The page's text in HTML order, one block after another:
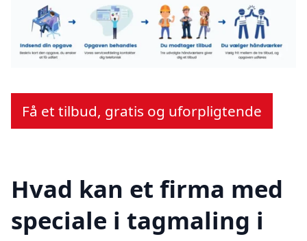
Få et tilbud, gratis og uforpligtende
Hvad kan et firma med
speciale i tagmaling i